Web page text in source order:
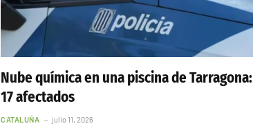
Nube química en una piscina de Tarragona:
17 afectados
CATALUÑA julio 11, 2026